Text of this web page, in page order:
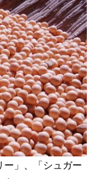
ー」、「シュガー